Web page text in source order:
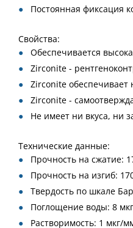
Постоянная фиксация
Свойства:
Обеспечивается
Zirconite -
Zirconite
Zirconite -
Не имеет ни вкуса, ни
Технические данные:
Прочность на сжатие:
Прочность на изгиб:
Твердость по шкале
Поглощение воды: 8
Растворимость: 1 мкг/